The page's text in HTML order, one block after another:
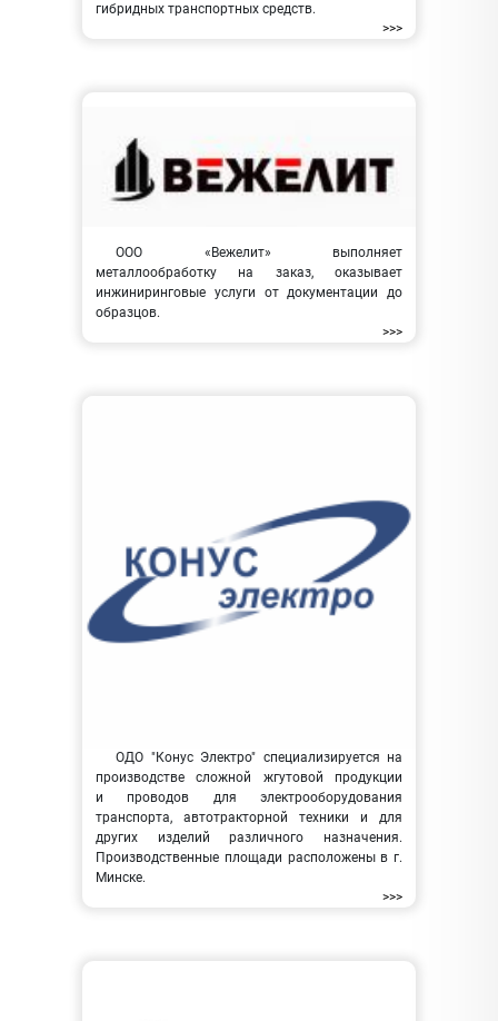
гибридных транспортных средств.
>>>
ООО «Вежелит» выполняет
металлообработку на заказ, оказывает
инжиниринговые услуги от документации до
образцов.
>>>
ОДО "Конус Электро" специализируется на
производстве сложной жгутовой продукции
и проводов для электрооборудования
транспорта, автотракторной техники и для
других изделий различного назначения.
Производственные площади расположены в г.
Минске.
>>>